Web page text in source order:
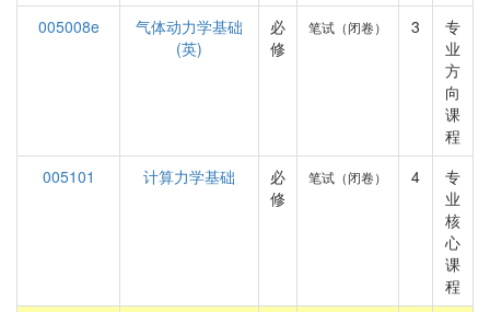
005008e
气体动力学基础
(英)
必
修
笔试（闭卷） 3
专
业
方
向
课
程
005101
计算力学基础
必
修
笔试（闭卷） 4
专
业
核
心
课
程